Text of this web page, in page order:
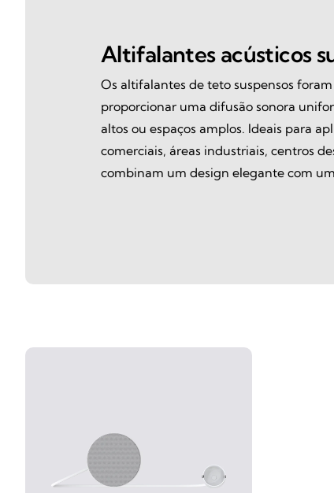
Altifalantes acústicos
Os altifalantes de teto suspensos
proporcionar uma difusão sonora
altos ou espaços amplos. Ideais para
comerciais, áreas industriais, centros
combinam um design elegante com